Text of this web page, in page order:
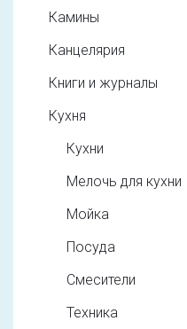
Камины
Канцелярия
Книги и журналы
Кухня
Кухни
Мелочь для кухни
Мойка
Посуда
Смесители
Техника